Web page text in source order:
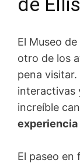
El Museo
otro de los
pena
interactivas
increíble
experiencia
El paseo